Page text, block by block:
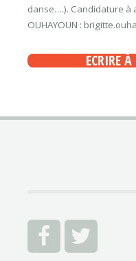
danse….). Candidature à
OUHAYOUN :
ECRIRE